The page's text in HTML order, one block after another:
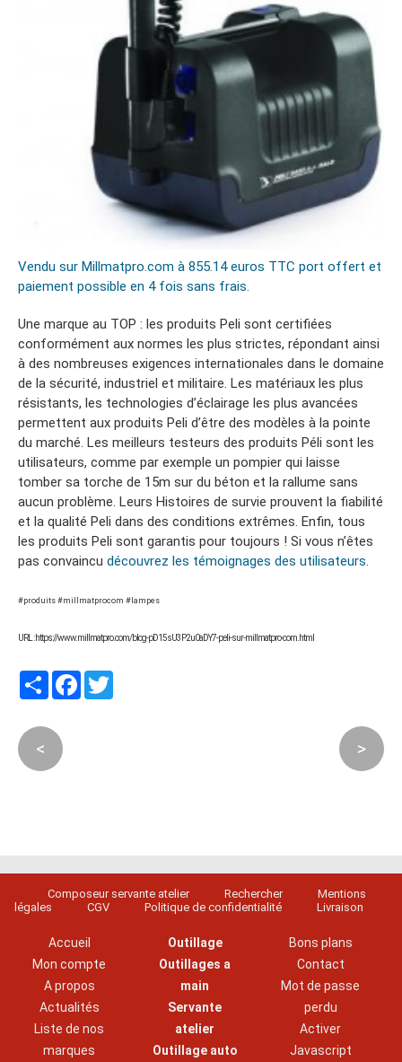
Vendu sur Millmatpro.com à 855.14 euros TTC port offert et
paiement possible en 4 fois sans frais.
Une marque au TOP : les produits Peli sont certifiées
conformément aux normes les plus strictes, répondant ainsi
à des nombreuses exigences internationales dans le domaine
de la sécurité, industriel et militaire. Les matériaux les plus
résistants, les technologies d’éclairage les plus avancées
permettent aux produits Peli d’être des modèles à la pointe
du marché. Les meilleurs testeurs des produits Péli sont les
utilisateurs, comme par exemple un pompier qui laisse
tomber sa torche de 15m sur du béton et la rallume sans
aucun problème. Leurs Histoires de survie prouvent la fiabilité
et la qualité Peli dans des conditions extrêmes. Enfin, tous
les produits Peli sont garantis pour toujours ! Si vous n’êtes
pas convaincu découvrez les témoignages des utilisateurs.
#produits #millmatprocom #lampes
URL : https://www.millmatpro.com/blog-pD15sU3P2u0aDY7-peli-sur-millmatpro-com.html
PartagerFacebook
< >
Composeur servante atelier Rechercher
Mentions
légales
CGV Politique de confidentialité Livraison
Accueil
Mon compte
A propos
Actualités
Liste de nos
marques
Outillage
Outillages a
main
Servante
atelier
Outillage auto
Bons plans
Contact
Mot de passe
perdu
Activer
Javascript